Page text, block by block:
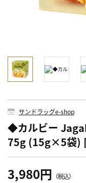
サンドラッグe-shop
◆カルビー
75g (15g×5袋)
3,980円 （税込）